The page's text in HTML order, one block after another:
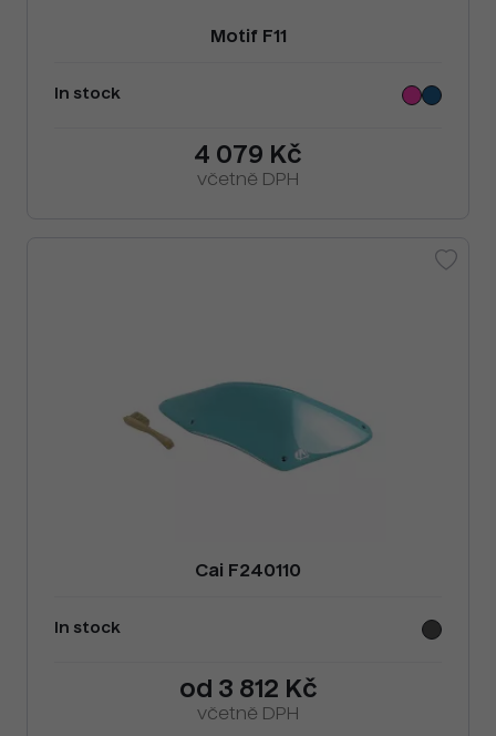
Motif F11
In stock
4 079 Kč
včetně DPH
Cai F240110
In stock
od 3 812 Kč
včetně DPH